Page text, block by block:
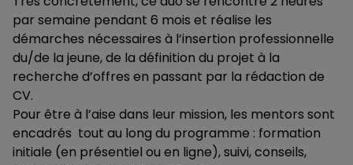
par semaine pendant 6 mois et réalise les
démarches nécessaires à l’insertion professionnelle
du/de la jeune, de la définition du projet à la
recherche d’offres en passant par la rédaction de
CV.
Pour être à l’aise dans leur mission, les mentors sont
encadrés tout au long du programme : formation
initiale (en présentiel ou en ligne), suivi, conseils,